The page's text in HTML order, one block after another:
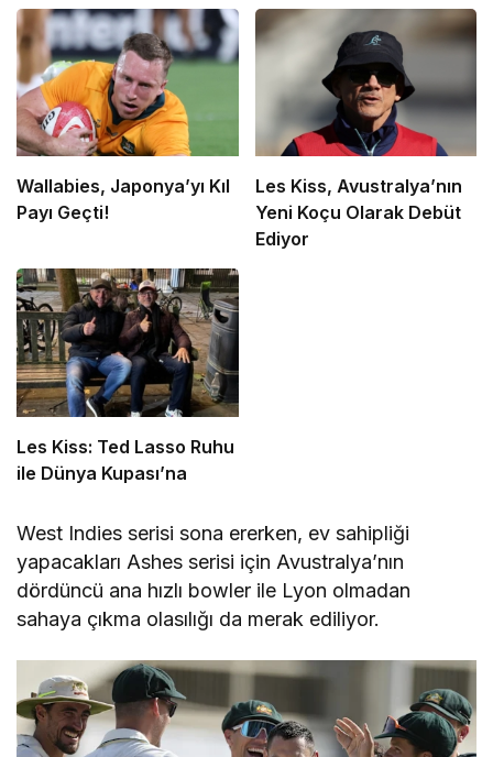
Wallabies, Japonya’yı Kıl
Payı Geçti!
Les Kiss, Avustralya’nın
Yeni Koçu Olarak Debüt
Ediyor
Les Kiss: Ted Lasso Ruhu
ile Dünya Kupası’na
West Indies serisi sona ererken, ev sahipliği
yapacakları Ashes serisi için Avustralya’nın
dördüncü ana hızlı bowler ile Lyon olmadan
sahaya çıkma olasılığı da merak ediliyor.